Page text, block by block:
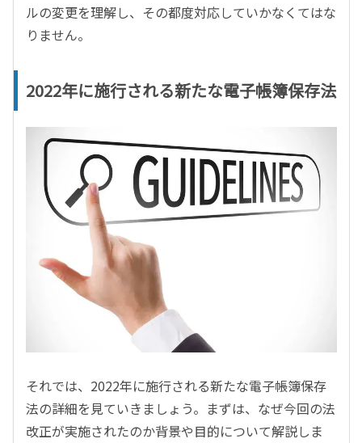
ルの変更を理解し、その都度対応していかなくてはな
りません。
2022年に施行される新たな電子帳簿保存法
それでは、2022年に施行される新たな電子帳簿保存
法の詳細を見ていきましょう。まずは、なぜ今回の法
改正が実施されたのか背景や目的について解説しま